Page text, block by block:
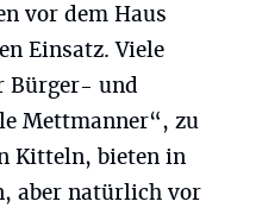
vor dem Haus
Einsatz. Viele
Bürger- und
Mettmanner“, zu
Kitteln, bieten in
aber natürlich vor